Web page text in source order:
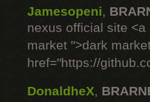
Jamesopeni,
nexus official site
market ">dark
href="https://
DonaldheX,